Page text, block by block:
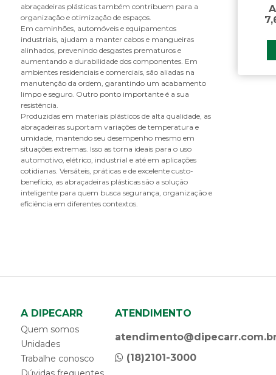
cabo da coluna de direção
cabo da fechadura
cabo para bagageiro
caixa de cozinha
caixa de ferramentas
caixa de som
caixa do estribo
caixa gerador
calço para carretas
calha da porta
calota
capa da maçaneta
capa da porca do parafuso da flange
capa da porca do parafuso de roda
chave combinada antifurto
chave da tampa do tanque
chave de bascular cabine
cinta de amarração
cinta do parabarro
abraçadeiras plásticas também contribuem para a
organização e otimização de espaços.
Em caminhões, automóveis e equipamentos
industriais, ajudam a manter cabos e mangueiras
alinhados, prevenindo desgastes prematuros e
aumentando a durabilidade dos componentes. Em
ambientes residenciais e comerciais, são aliadas na
manutenção da ordem, garantindo um acabamento
limpo e seguro. Outro ponto importante é a sua
resistência.
Produzidas em materiais plásticos de alta qualidade, as
abraçadeiras suportam variações de temperatura e
umidade, mantendo seu desempenho mesmo em
situações extremas. Isso as torna ideais para o uso
automotivo, elétrico, industrial e até em aplicações
cotidianas. Versáteis, práticas e de excelente custo-
benefício, as abraçadeiras plásticas são a solução
inteligente para quem busca segurança, organização e
eficiência em diferentes contextos.
A DIPECARR
Quem somos
Unidades
Trabalhe conosco
ATENDIMENTO
(18)2101-3000